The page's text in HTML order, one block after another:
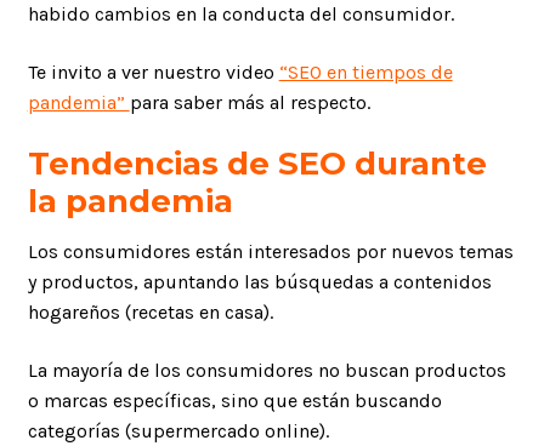
habido cambios en la conducta del consumidor.
Te invito a ver nuestro video “SEO en tiempos de
pandemia” para saber más al respecto.
Tendencias de SEO durante
la pandemia
Los consumidores están interesados por nuevos temas
y productos, apuntando las búsquedas a contenidos
hogareños (recetas en casa).
La mayoría de los consumidores no buscan productos
o marcas específicas, sino que están buscando
categorías (supermercado online).